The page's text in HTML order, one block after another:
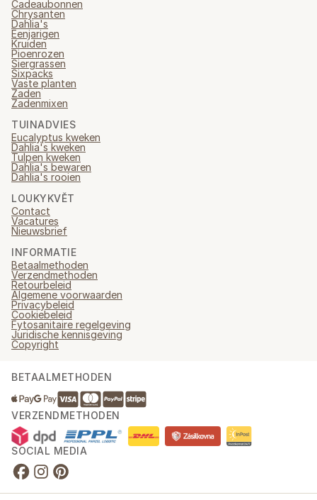
Cadeaubonnen
Chrysanten
Dahlia's
Eenjarigen
Kruiden
Pioenrozen
Siergrassen
Sixpacks
Vaste planten
Zaden
Zadenmixen
TUINADVIES
Eucalyptus kweken
Dahlia's kweken
Tulpen kweken
Dahlia's bewaren
Dahlia's rooien
LOUKYKVĚT
Contact
Vacatures
Nieuwsbrief
INFORMATIE
Betaalmethoden
Verzendmethoden
Retourbeleid
Algemene voorwaarden
Privacybeleid
Cookiebeleid
Fytosanitaire regelgeving
Juridische kennisgeving
Copyright
BETAALMETHODEN
VERZENDMETHODEN
SOCIAL MEDIA